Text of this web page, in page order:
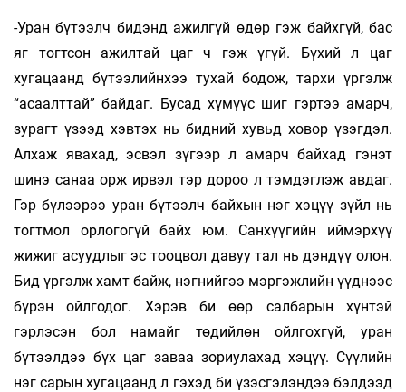
-Уран бүтээлч бидэнд ажилгүй өдөр гэж байхгүй, бас
яг тогтсон ажилтай цаг ч гэж үгүй. Бүхий л цаг
хугацаанд бүтээлийнхээ тухай бодож, тархи үргэлж
“асаалттай” байдаг. Бусад хүмүүс шиг гэртээ амарч,
зурагт үзээд хэвтэх нь бидний хувьд ховор үзэгдэл.
Алхаж явахад, эсвэл зүгээр л амарч байхад гэнэт
шинэ санаа орж ирвэл тэр дороо л тэмдэглэж авдаг.
Гэр бүлээрээ уран бүтээлч байхын нэг хэцүү зүйл нь
тогтмол орлогогүй байх юм. Санхүүгийн иймэрхүү
жижиг асуудлыг эс тооцвол давуу тал нь дэндүү олон.
Бид үргэлж хамт байж, нэгнийгээ мэргэжлийн үүднээс
бүрэн ойлгодог. Хэрэв би өөр салбарын хүнтэй
гэрлэсэн бол намайг төдийлөн ойлгохгүй, уран
бүтээлдээ бүх цаг заваа зориулахад хэцүү. Сүүлийн
нэг сарын ху­гацаанд л гэхэд би үзэсгэлэндээ бэлдээд